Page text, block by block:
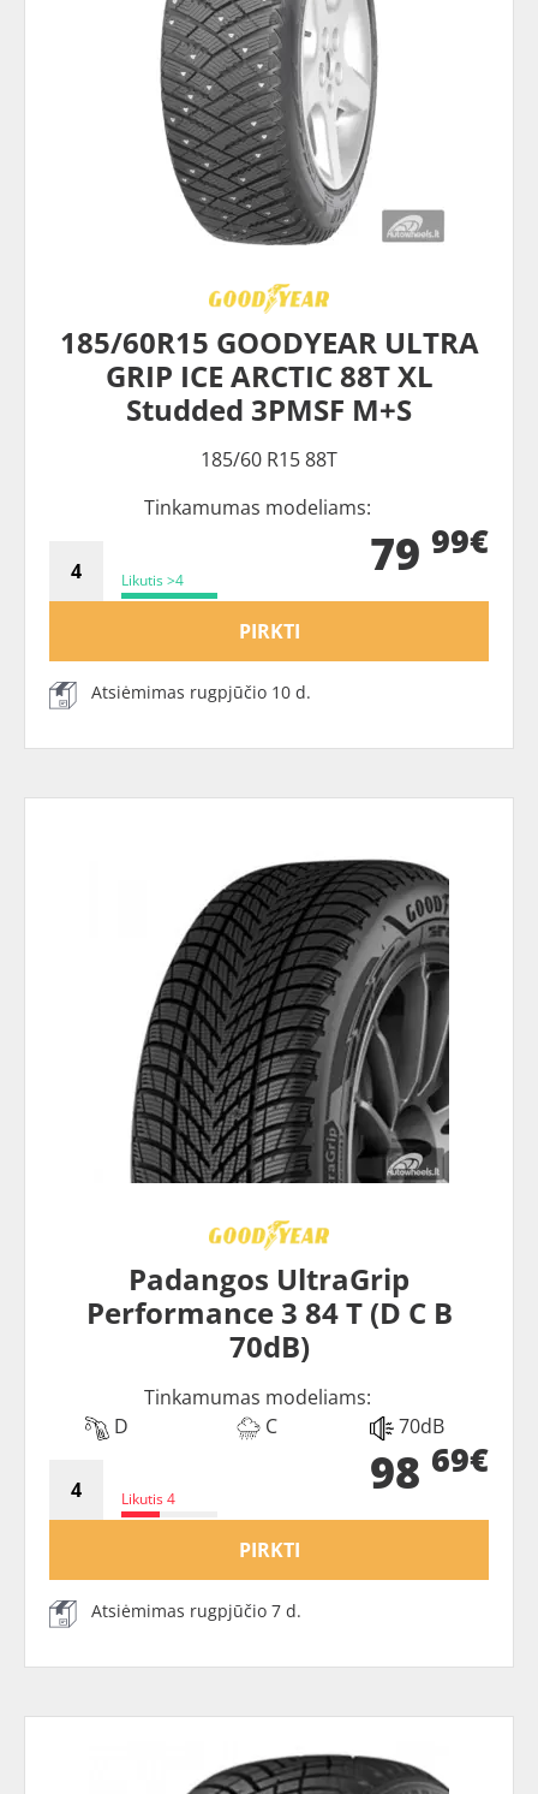
185/60R15 GOODYEAR ULTRA
GRIP ICE ARCTIC 88T XL
Studded 3PMSF M+S
185/60 R15 88T
Tinkamumas modeliams:
Likutis >4 79 99€
PIRKTI
Atsiėmimas rugpjūčio 10 d.
Padangos UltraGrip
Performance 3 84 T (D C B
70dB)
Tinkamumas modeliams:
D
C 70dB
Likutis 4 98 69€
PIRKTI
Atsiėmimas rugpjūčio 7 d.